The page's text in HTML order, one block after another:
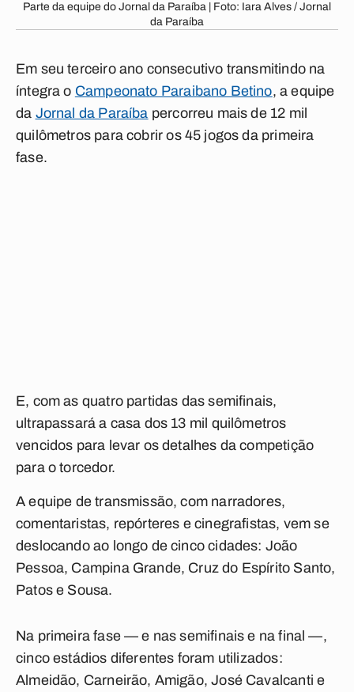
Parte da equipe do Jornal da Paraíba | Foto: Iara Alves / Jornal
da Paraíba
Em seu terceiro ano consecutivo transmitindo na
íntegra o Campeonato Paraibano Betino, a equipe
da Jornal da Paraíba percorreu mais de 12 mil
quilômetrospara cobrir os 45 jogos da primeira
fase.
E, com as quatro partidas das semifinais,
ultrapassará a casa dos 13 mil quilômetros
vencidos para levar os detalhes da competição
para o torcedor.
A equipe de transmissão, com narradores,
comentaristas, repórteres e cinegrafistas, vem se
deslocando ao longo de cinco cidades: João
Pessoa, Campina Grande, Cruz do Espírito Santo,
Patos e Sousa.
Na primeira fase — e nas semifinais e na final —,
cinco estádios diferentes foram utilizados:
Almeidão, Carneirão, Amigão, José Cavalcanti e